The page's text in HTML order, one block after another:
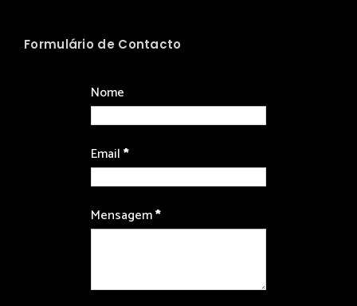
Formulário de Contacto
Nome
Email*
Mensagem*